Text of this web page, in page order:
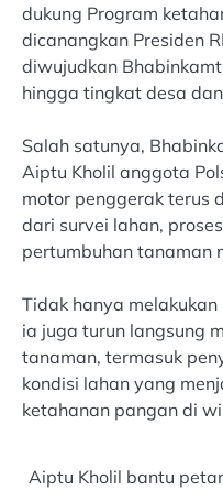
dukung Program
dicanangkan Presiden
diwujudkan
hingga tingkat desa
Salah satunya,
Aiptu Kholil anggota
motor penggerak terus
dari survei lahan,
pertumbuhan tanaman
Tidak hanya
ia juga turun langsung
tanaman, termasuk
kondisi lahan yang
ketahanan pangan di
Aiptu Kholil bantu